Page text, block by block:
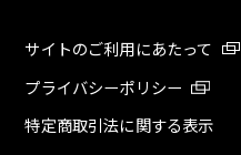
サイトのご利用にあたって
プライバシーポリシー
特定商取引法に関する表示